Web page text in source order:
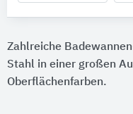
Zahlreiche
Stahl in einer großen
Oberflächenfarben.